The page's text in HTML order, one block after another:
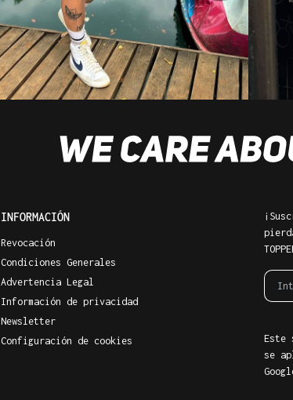
INFORMACIÓN
Revocación
Condiciones Generales
Advertencia Legal
Información de privacidad
Newsletter
Configuración de cookies
Este
se